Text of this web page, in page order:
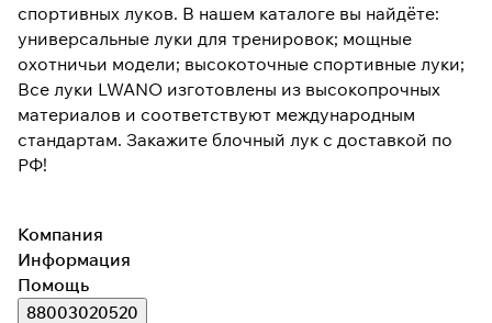
спортивных луков. В нашем каталоге вы найдёте:
универсальные луки для тренировок; мощные
охотничьи модели; высокоточные спортивные луки;
Все луки LWANO изготовлены из высокопрочных
материалов и соответствуют международным
стандартам. Закажите блочный лук с доставкой по
РФ!
25
раз в 2
недели
Остались вопросы?
8 800 302-02-51
plait.ru
Компания
Информация
Помощь
88003020520